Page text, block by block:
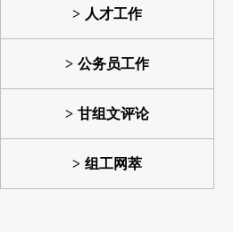
人才工作
公务员工作
甘组文评论
组工网萃